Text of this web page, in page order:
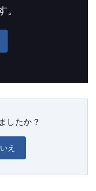
したか？
え